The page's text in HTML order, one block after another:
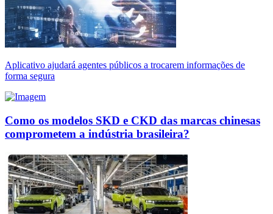
Aplicativo ajudará agentes públicos a trocarem informações de
forma segura
Como os modelos SKD e CKD das marcas chinesas
comprometem a indústria brasileira?